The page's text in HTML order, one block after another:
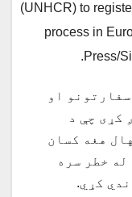
(UNHCR) to
process in
Press/
او
کړی چې د
هغه کسان
خطر سره
کړي.